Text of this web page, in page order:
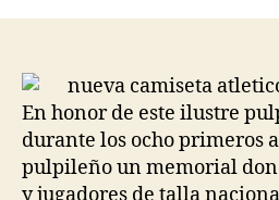
En honor de este ilustre
durante los ocho primeros
pulpileño un memorial
y jugadores de talla